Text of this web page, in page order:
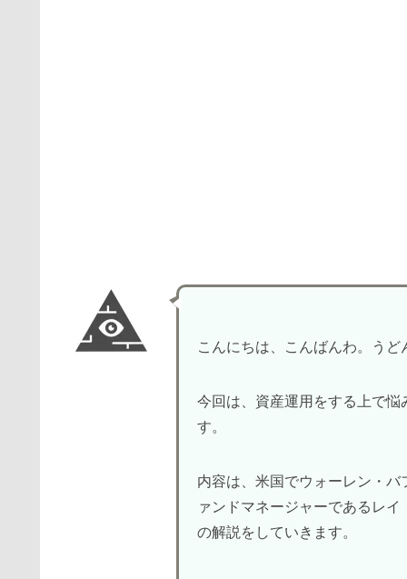
こんにちは、こんばんわ。うど
今回は、資産運用をする上で
す。
内容は、米国でウォーレン・
ァンドマネージャーであるレ
の解説をしていきます。